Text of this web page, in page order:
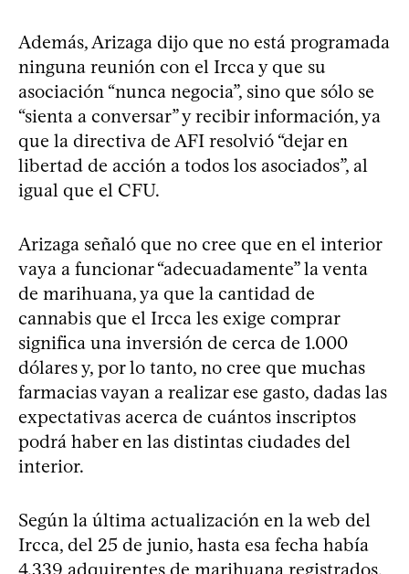
Además, Arizaga dijo que no está programada
ninguna reunión con el Ircca y que su
asociación “nunca negocia”, sino que sólo se
“sienta a conversar” y recibir información, ya
que la directiva de AFI resolvió “dejar en
libertad de acción a todos los asociados”, al
igual que el CFU.
Arizaga señaló que no cree que en el interior
vaya a funcionar “adecuadamente” la venta
de marihuana, ya que la cantidad de
cannabis que el Ircca les exige comprar
significa una inversión de cerca de 1.000
dólares y, por lo tanto, no cree que muchas
farmacias vayan a realizar ese gasto, dadas las
expectativas acerca de cuántos inscriptos
podrá haber en las distintas ciudades del
interior.
Según la última actualización en la web del
Ircca, del 25 de junio, hasta esa fecha había
4.339 adquirentes de marihuana registrados,